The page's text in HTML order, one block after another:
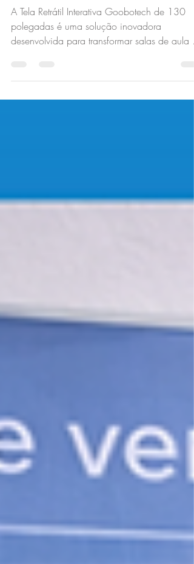
A Tela Retrátil Interativa Goobotech de 130
polegadas é uma solução inovadora
desenvolvida para transformar salas de aula